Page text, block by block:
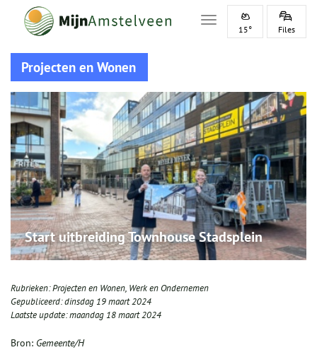
Toggle navigation
15° Files
Projecten en Wonen
Start uitbreiding Townhouse Stadsplein
Rubrieken:Projecten en Wonen, Werk en Ondernemen
Gepubliceerd:dinsdag 19 maart 2024
Laatste update:maandag 18 maart 2024
Bron: Gemeente/H